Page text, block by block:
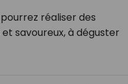
réaliser des
savoureux, à déguster